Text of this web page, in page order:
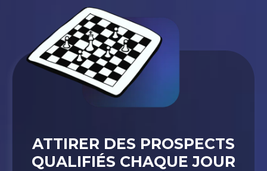
ATTIRER DES PROSPECTS
QUALIFIÉS CHAQUE JOUR